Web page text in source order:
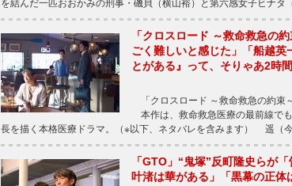
を結んだ一匹おおかみの刑事・磯貝（横山裕）と第六感女子ヒナタ
「クロスロード ～救命救急の
ごく難しいと感じた」「船越英
とがある』って、そりゃあ2時
「クロスロード ～救命救急の約束
本作は、救命救急医療の最前線で
長を描く本格医療ドラマ。（※以下、ネタバレを含みます） 遥（
「GTO」“鬼塚”反町隆史らが
叶渚は華がある」「黒幕の正体